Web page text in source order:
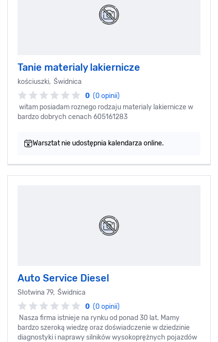
Tanie materialy lakiernicze
kościuszki, Świdnica
0 (0 opinii)
witam posiadam roznego rodzaju materialy lakiernicze w
bardzo dobrych cenach 605161283
Warsztat nie udostępnia kalendarza online.
Auto Service Diesel
Słotwina 79, Świdnica
0 (0 opinii)
Nasza firma istnieje na rynku od ponad 30 lat. Mamy
bardzo szeroką wiedzę oraz doświadczenie w dziedzinie
diagnostyki i naprawy silników wysokoprężnych pojazdów